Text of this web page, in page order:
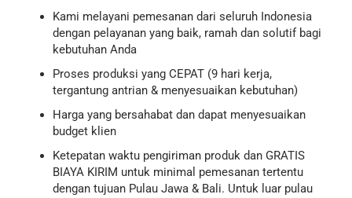
Kami melayani pemesanan dari seluruh Indonesia
dengan pelayanan yang baik, ramah dan solutif bagi
kebutuhan Anda
Proses produksi yang CEPAT (9 hari kerja,
tergantung antrian & menyesuaikan kebutuhan)
Harga yang bersahabat dan dapat menyesuaikan
budget klien
Ketepatan waktu pengiriman produk dan GRATIS
BIAYA KIRIM untuk minimal pemesanan tertentu
dengan tujuan Pulau Jawa & Bali. Untuk luar pulau